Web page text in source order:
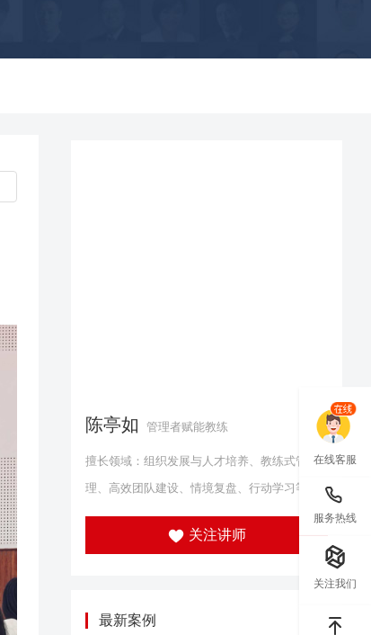
陈亭如 管理者赋能教练
擅长领域：组织发展与人才培养、教练式管
理、高效团队建设、情境复盘、行动学习等
关注讲师
最新案例
在线客服
服务热线
关注我们